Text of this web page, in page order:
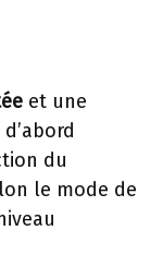
et une
du
le mode de